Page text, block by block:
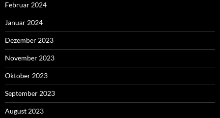
Februar 2024
Januar 2024
Dezember 2023
November 2023
Oktober 2023
September 2023
August 2023